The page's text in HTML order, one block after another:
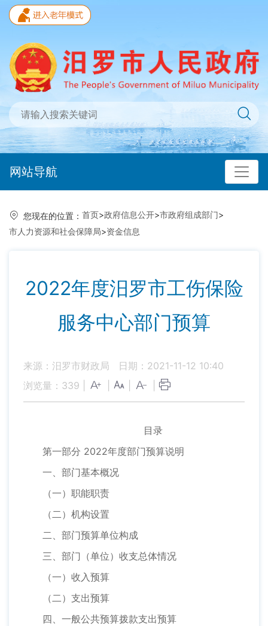
网站导航
您现在的位置： 首页>政府信息公开>市政府组成部门>
市人力资源和社会保障局>资金信息
2022年度汨罗市工伤保险
服务中心部门预算
来源：汨罗市财政局
日期：2021-11-12 10:40
浏览量： 339
目录
第一部分 2022年度部门预算说明
一、部门基本概况
（一）职能职责
（二）机构设置
二、部门预算单位构成
三、部门（单位）收支总体情况
（一）收入预算
（二）支出预算
四、一般公共预算拨款支出预算